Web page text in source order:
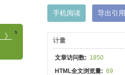
手机阅读 导出引用
计量
文章访问数: 1850
HTML全文浏览量: 69